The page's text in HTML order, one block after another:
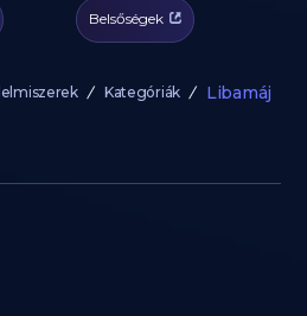
Belsőségek
Kategóriák Libamáj